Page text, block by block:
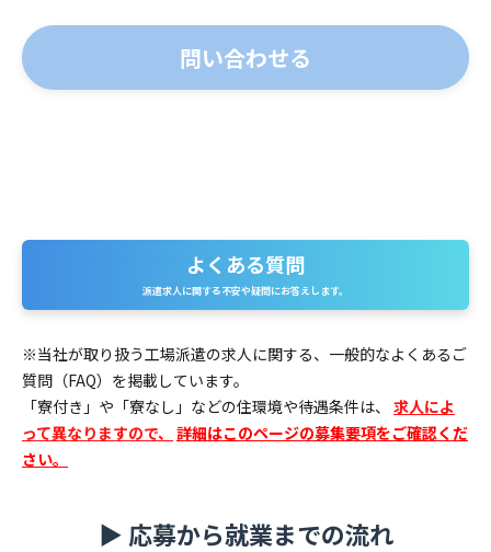
よくある質問
派遣求人に関する不安や疑問にお答えします。
※当社が取り扱う工場派遣の求人に関する、一般的なよくあるご
質問（FAQ）を掲載しています。
「寮付き」や「寮なし」などの住環境や待遇条件は、 求人によ
って異なりますので、 詳細はこのページの募集要項をご確認くだ
さい。
▶ 応募から就業までの流れ